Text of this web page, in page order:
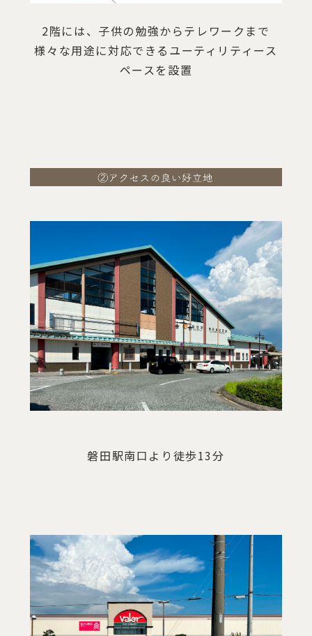
2階には、子供の勉強からテレワークまで
様々な用途に対応できるユーティリティース
ペースを設置
磐田駅南口より徒歩13分